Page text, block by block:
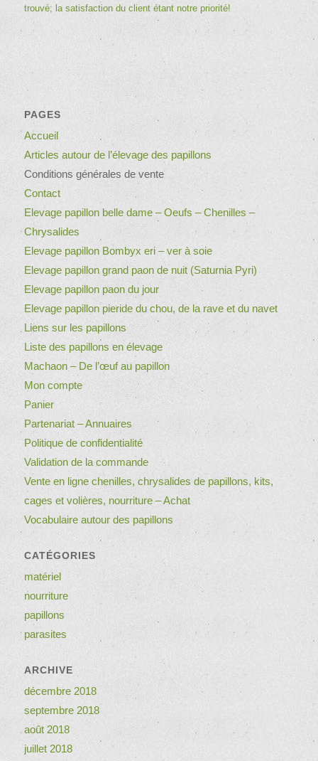
trouvé; la satisfaction du client étant notre priorité!
PAGES
Accueil
Articles autour de l’élevage des papillons
Conditions générales de vente
Contact
Elevage papillon belle dame – Oeufs – Chenilles –
Chrysalides
Elevage papillon Bombyx eri – ver à soie
Elevage papillon grand paon de nuit (Saturnia Pyri)
Elevage papillon paon du jour
Elevage papillon pieride du chou, de la rave et du navet
Liens sur les papillons
Liste des papillons en élevage
Machaon – De l’œuf au papillon
Mon compte
Panier
Partenariat – Annuaires
Politique de confidentialité
Validation de la commande
Vente en ligne chenilles, chrysalides de papillons, kits,
cages et volières, nourriture – Achat
Vocabulaire autour des papillons
CATÉGORIES
matériel
nourriture
papillons
parasites
ARCHIVE
décembre 2018
septembre 2018
août 2018
juillet 2018